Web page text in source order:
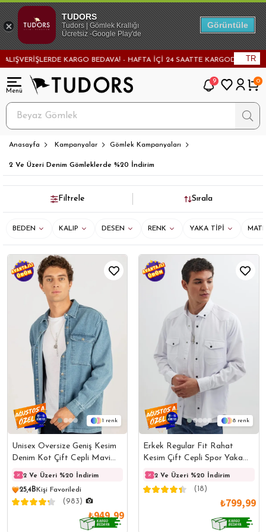
- HAFTA İÇİ 24 SAATTE KARGODA! - MAĞAZADAN DEĞİŞİM VE İADE
TR
9 0
Anasayfa Kampanyalar Gömlek Kampanyaları
2 Ve Üzeri Denim Gömleklerde %20 İndirim
Filtrele Sırala
BEDEN KALIP DESEN RENK YAKA TİPİ
1
Unisex Oversize Geniş Kesim
Denim Kot Çift Cepli Mavi
Overshirt Ceket Tarzı Gömlek
2 Ve Üzeri %20 İndirim 2 Ve Üzeri %20 İndirim
25,4B Kişi Favoriledi
(983)
₺949,99
8
Erkek Regular Fit Rahat
Kesim Çift Cepli Spor Yaka
Denim Kırık Beyaz Gömlek
2 Ve Üzeri %20 İndirim
(18)
₺799,99
TUDORS
Tudors | Gömlek Krallığı
Ücretsiz -Google Play'de
Görüntüle